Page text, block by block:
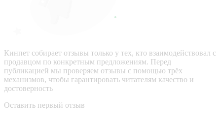
Кинпет собирает отзывы только у тех, кто взаимодействовал с
продавцом по конкретным предложениям. Перед
публикацией мы проверяем отзывы с помощью трёх
механизмов, чтобы гарантировать читателям качество и
достоверность
Оставить первый отзыв